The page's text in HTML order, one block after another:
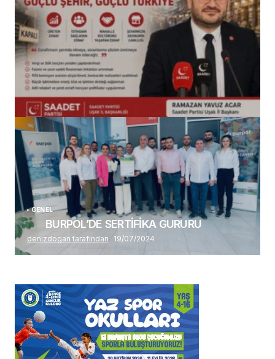
(başlıksız)
Alaattin Karahan tarafından 14/07/2026
GENEL
BURPOL’DE SERTİFİKA GURURU
denizdogan tarafından 19/07/2024